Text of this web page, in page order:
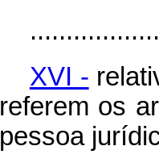
XVI -
referem os
pessoa